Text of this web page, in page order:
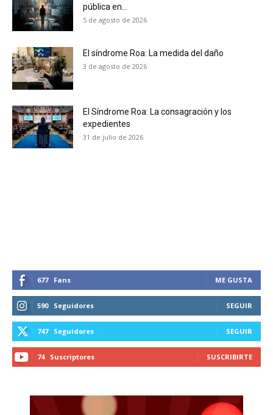
pública en...
5 de agosto de 2026
El síndrome Roa: La medida del daño
3 de agosto de 2026
El Síndrome Roa: La consagración y los
expedientes
31 de julio de 2026
677 Fans ME GUSTA
590 Seguidores SEGUIR
747 Seguidores SEGUIR
74 Suscriptores SUSCRIBIRTE